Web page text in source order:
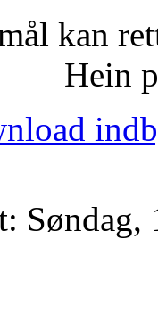
kan
Hein